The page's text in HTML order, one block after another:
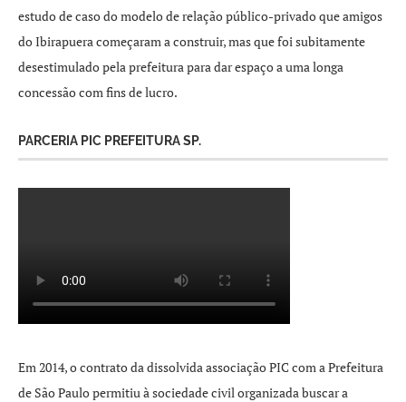
estudo de caso do modelo de relação público-privado que amigos
do Ibirapuera começaram a construir, mas que foi subitamente
desestimulado pela prefeitura para dar espaço a uma longa
concessão com fins de lucro.
PARCERIA PIC PREFEITURA SP.
Em 2014, o contrato da dissolvida associação PIC com a Prefeitura
de São Paulo permitiu à sociedade civil organizada buscar a